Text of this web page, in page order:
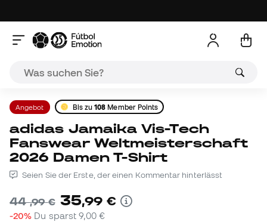
Angebot Bis zu108 Member Points
adidas Jamaika Vis-Tech
Fanswear Weltmeisterschaft
2026 Damen T-Shirt
Seien Sie der Erste, der einen Kommentar hinterlässt
44,99 € 35,99 €
-20% Du sparst9,00 €